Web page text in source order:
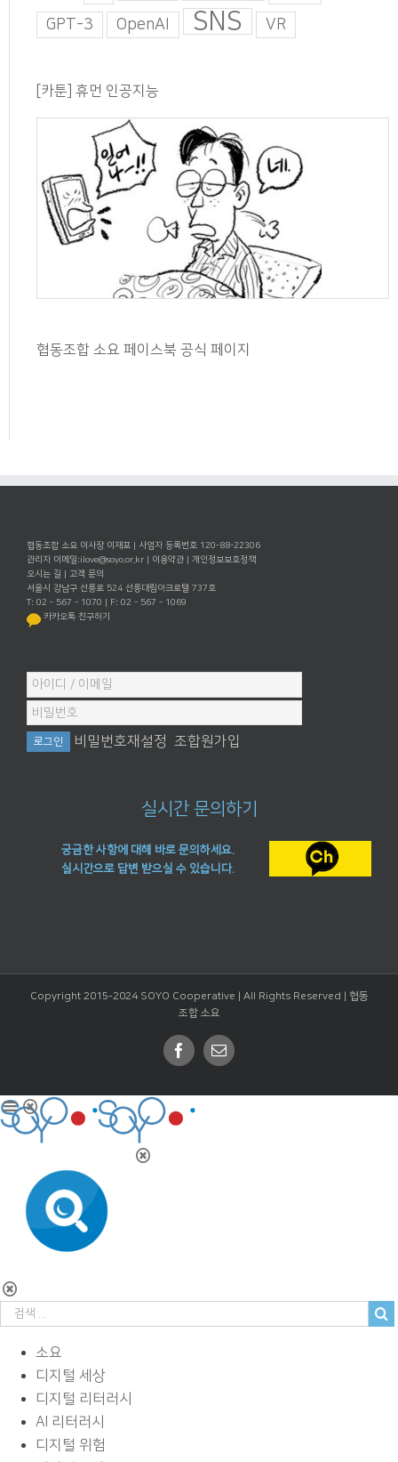
GPT-3 OpenAI SNS VR
[카툰] 휴먼 인공지능
협동조합 소요 페이스북 공식 페이지
협동조합 소요 이사장 이재포 | 사업자 등록번호 120-88-22306
관리자 이메일:ilove@soyo.or.kr | 이용약관 | 개인정보보호정책
오시는 길 | 고객 문의
서울시 강남구 선릉로 524 선릉대림아크로텔 737호
T: 02 - 567 - 1070 | F: 02 - 567 - 1069
카카오톡 친구하기
비밀번호재설정 조합원가입
실시간 문의하기
궁금한 사항에 대해 바로 문의하세요.
실시간으로 답변 받으실 수 있습니다.
Copyright 2015-2024 SOYO Cooperative | All Rights Reserved | 협동
조합 소요
Facebook
Email
소요
디지털 세상
디지털 리터러시
AI 리터러시
디지털 위험